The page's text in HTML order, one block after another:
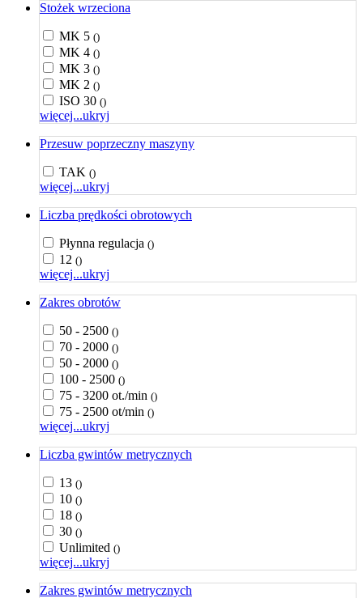
Stożek wrzeciona
MK 5 ()
MK 4 ()
MK 3 ()
MK 2 ()
ISO 30 ()
więcej...ukryj
Przesuw poprzeczny maszyny
TAK ()
więcej...ukryj
Liczba prędkości obrotowych
Płynna regulacja ()
12 ()
więcej...ukryj
Zakres obrotów
50 - 2500 ()
70 - 2000 ()
50 - 2000 ()
100 - 2500 ()
75 - 3200 ot./min ()
75 - 2500 ot/min ()
więcej...ukryj
Liczba gwintów metrycznych
13 ()
10 ()
18 ()
30 ()
Unlimited ()
więcej...ukryj
Zakres gwintów metrycznych